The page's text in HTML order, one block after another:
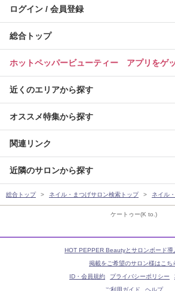
ケートゥー(K to.)
ログイン / 会員登録
総合トップ
ホットペッパービューティー アプリをゲ
近くのエリアから探す
オススメ特集から探す
関連リンク
近隣のサロンから探す
総合トップ ネイル・まつげサロン検索トップ ネイル
HOT PEPPER Beautyとサロンボード導
掲載をご希望のサロン様はこち
ID・会員規約
プライバシーポリシー
ご利用ガイド
ヘルプ